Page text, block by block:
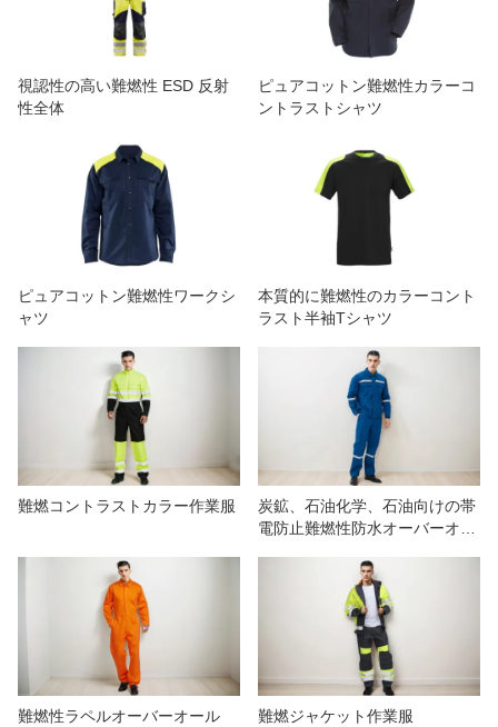
視認性の高い難燃性 ESD 反射
性全体
ピュアコットン難燃性カラーコ
ントラストシャツ
ピュアコットン難燃性ワークシ
ャツ
本質的に難燃性のカラーコント
ラスト半袖Tシャツ
難燃コントラストカラー作業服
炭鉱、石油化学、石油向けの帯
電防止難燃性防水オーバーオー
難燃性ラペルオーバーオール 難燃ジャケット作業服